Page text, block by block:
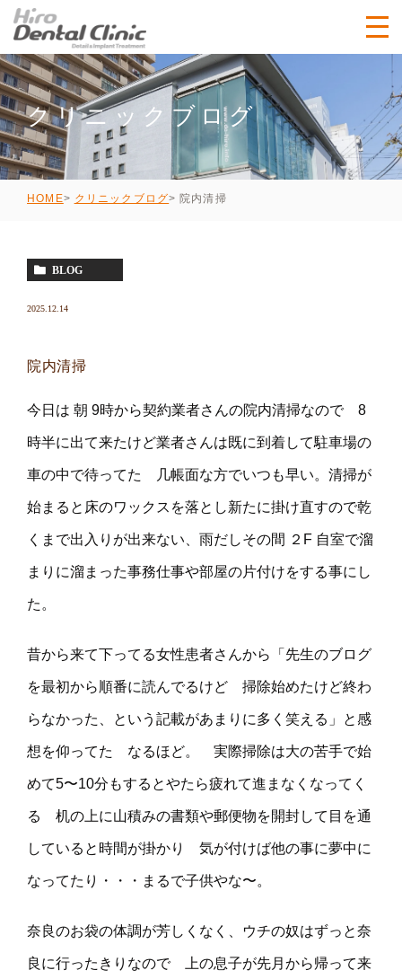
クリニックブログ
HOME クリニックブログ 院内清掃
BLOG
2025.12.14
院内清掃
今日は 朝 9時から契約業者さんの院内清掃なので 8
時半に出て来たけど業者さんは既に到着して駐車場の
車の中で待ってた 几帳面な方でいつも早い。清掃が
始まると床のワックスを落とし新たに掛け直すので乾
くまで出入りが出来ない、雨だしその間 ２F 自室で溜
まりに溜まった事務仕事や部屋の片付けをする事にし
た。
昔から来て下ってる女性患者さんから「先生のブログ
を最初から順番に読んでるけど 掃除始めたけど終わ
らなかった、という記載があまりに多く笑える」と感
想を仰ってた なるほど。 実際掃除は大の苦手で始
めて5〜10分もするとやたら疲れて進まなくなってく
る 机の上に山積みの書類や郵便物を開封して目を通
していると時間が掛かり 気が付けば他の事に夢中に
なってたり・・・まるで子供やな〜。
奈良のお袋の体調が芳しくなく、ウチの奴はずっと奈
良に行ったきりなので 上の息子が先月から帰って来